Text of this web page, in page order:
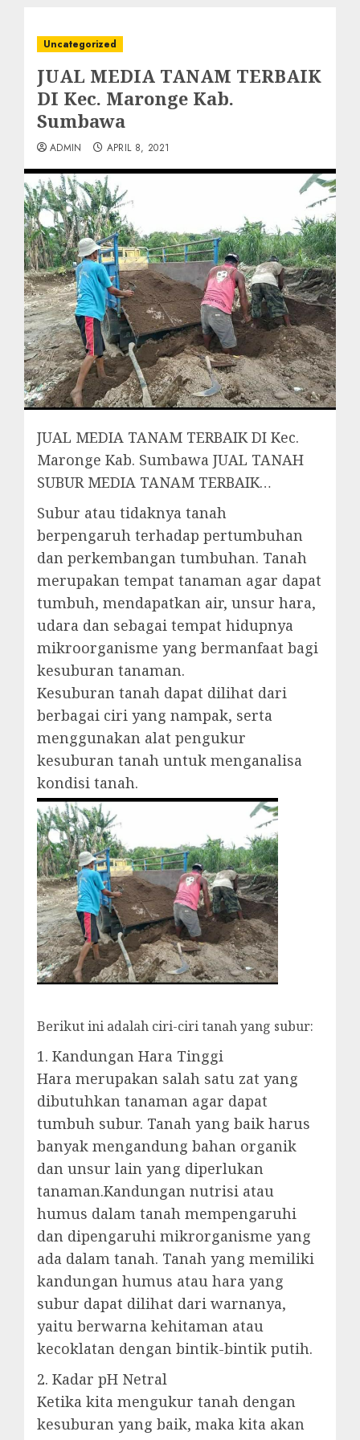
Uncategorized
JUAL MEDIA TANAM TERBAIK
DI Kec. Maronge Kab.
Sumbawa
ADMIN APRIL 8, 2021
JUAL MEDIA TANAM TERBAIK DI Kec.
Maronge Kab. Sumbawa JUAL TANAH
SUBUR MEDIA TANAM TERBAIK…
Subur atau tidaknya tanah
berpengaruh terhadap pertumbuhan
dan perkembangan tumbuhan. Tanah
merupakan tempat tanaman agar dapat
tumbuh, mendapatkan air, unsur hara,
udara dan sebagai tempat hidupnya
mikroorganisme yang bermanfaat bagi
kesuburan tanaman.
Kesuburan tanah dapat dilihat dari
berbagai ciri yang nampak, serta
menggunakan alat pengukur
kesuburan tanah untuk menganalisa
kondisi tanah.
Berikut ini adalah ciri-ciri tanah yang subur:
1. Kandungan Hara Tinggi
Hara merupakan salah satu zat yang
dibutuhkan tanaman agar dapat
tumbuh subur. Tanah yang baik harus
banyak mengandung bahan organik
dan unsur lain yang diperlukan
tanaman.Kandungan nutrisi atau
humus dalam tanah mempengaruhi
dan dipengaruhi mikrorganisme yang
ada dalam tanah. Tanah yang memiliki
kandungan humus atau hara yang
subur dapat dilihat dari warnanya,
yaitu berwarna kehitaman atau
kecoklatan dengan bintik-bintik putih.
2. Kadar pH Netral
Ketika kita mengukur tanah dengan
kesuburan yang baik, maka kita akan